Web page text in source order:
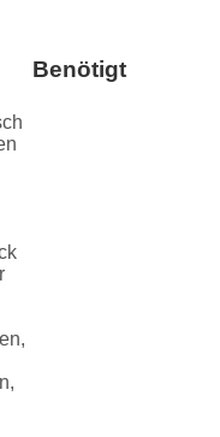
Benötigt